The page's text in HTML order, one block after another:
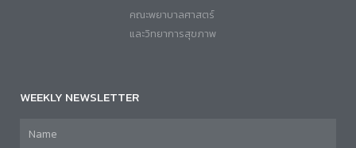
คณะพยาบาลศาสตร์
และวิทยาการสุขภาพ
WEEKLY NEWSLETTER